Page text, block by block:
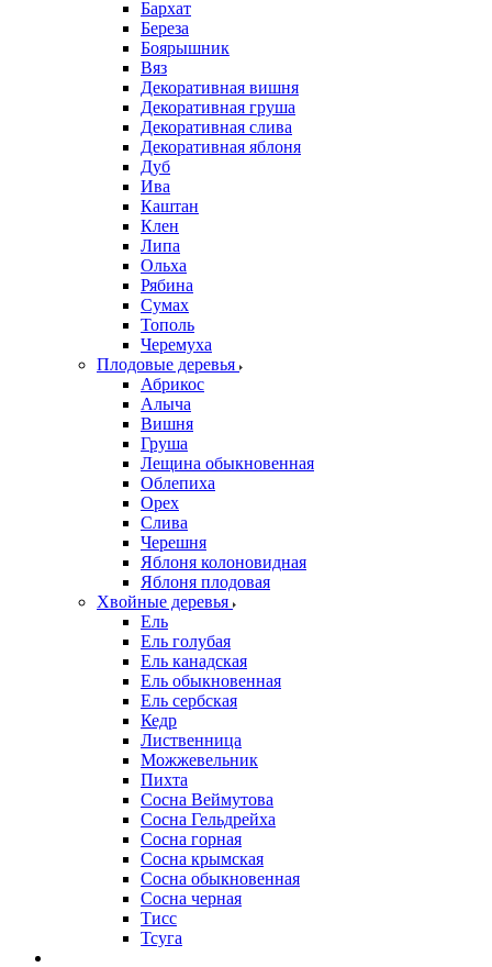
Бархат
Береза
Боярышник
Вяз
Декоративная вишня
Декоративная груша
Декоративная слива
Декоративная яблоня
Дуб
Ива
Каштан
Клен
Липа
Ольха
Рябина
Сумах
Тополь
Черемуха
Плодовые деревья
Абрикос
Алыча
Вишня
Груша
Лещина обыкновенная
Облепиха
Орех
Слива
Черешня
Яблоня колоновидная
Яблоня плодовая
Хвойные деревья
Ель
Ель голубая
Ель канадская
Ель обыкновенная
Ель сербская
Кедр
Лиственница
Можжевельник
Пихта
Сосна Веймутова
Сосна Гельдрейха
Сосна горная
Сосна крымская
Сосна обыкновенная
Сосна черная
Тисс
Тсуга